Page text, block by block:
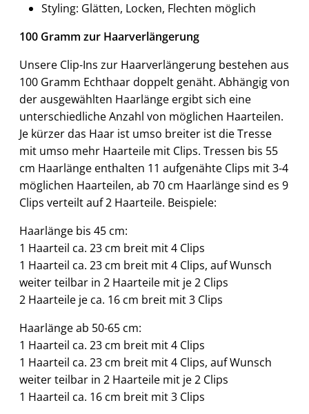
Styling: Glätten, Locken, Flechten möglich
100 Gramm zur Haarverlängerung
Unsere Clip-Ins zur Haarverlängerung bestehen aus
100 Gramm Echthaar doppelt genäht. Abhängig von
der ausgewählten Haarlänge ergibt sich eine
unterschiedliche Anzahl von möglichen Haarteilen.
Je kürzer das Haar ist umso breiter ist die Tresse
mit umso mehr Haarteile mit Clips. Tressen bis 55
cm Haarlänge enthalten 11 aufgenähte Clips mit 3-4
möglichen Haarteilen, ab 70 cm Haarlänge sind es 9
Clips verteilt auf 2 Haarteile. Beispiele:
Haarlänge bis 45 cm:
1 Haarteil ca. 23 cm breit mit 4 Clips
1 Haarteil ca. 23 cm breit mit 4 Clips, auf Wunsch
weiter teilbar in 2 Haarteile mit je 2 Clips
2 Haarteile je ca. 16 cm breit mit 3 Clips
Haarlänge ab 50-65 cm:
1 Haarteil ca. 23 cm breit mit 4 Clips
1 Haarteil ca. 23 cm breit mit 4 Clips, auf Wunsch
weiter teilbar in 2 Haarteile mit je 2 Clips
1 Haarteil ca. 16 cm breit mit 3 Clips